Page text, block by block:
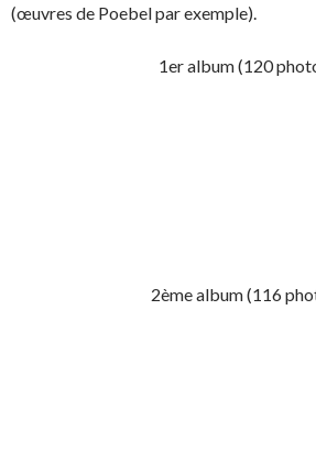
(œuvres de Poebel par exemple).
1er album (120
2ème album (116